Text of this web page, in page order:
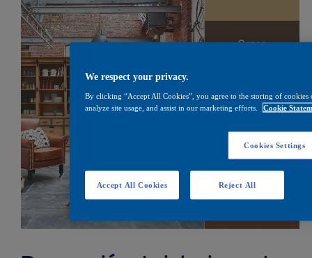
We respect your privacy.
By clicking “Accept All Cookies”, you agree to the storing of
analyze site usage, and assist in our marketing efforts.
Cookie
Cookies Settings
Reject All
Accept All Cookies